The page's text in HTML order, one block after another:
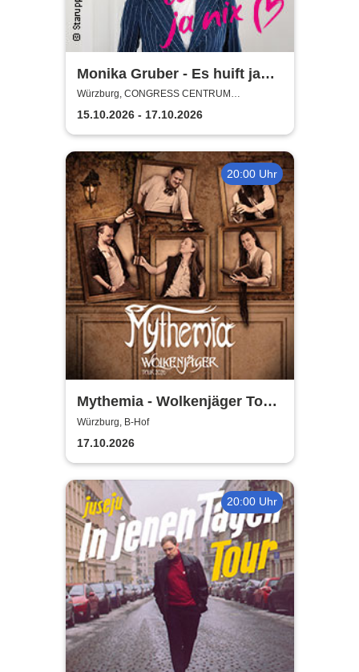
Monika Gruber - Es huift ja
nix
Würzburg, CONGRESS CENTRUM
WÜRZBURG
15.10.2026 - 17.10.2026
20:00 Uhr
Mythemia - Wolkenjäger Tour
2026
Würzburg, B-Hof
17.10.2026
20:00 Uhr